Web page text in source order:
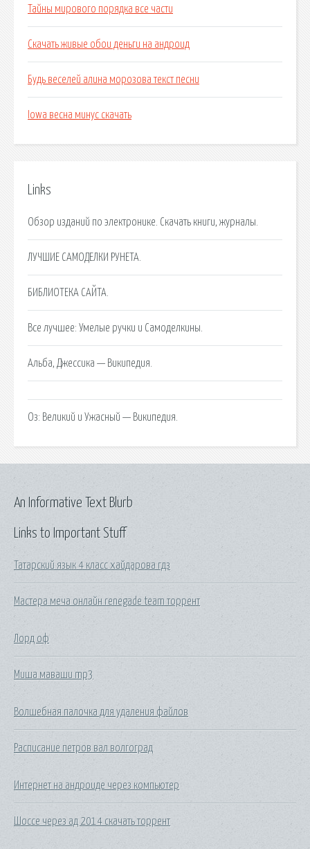
Тайны мирового порядка все части
Скачать живые обои деньги на андроид
Будь веселей алина морозова текст песни
Iowa весна минус скачать
Links
Обзор изданий по электронике. Скачать книги, журналы.
ЛУЧШИЕ САМОДЕЛКИ РУНЕТА.
БИБЛИОТЕКА САЙТА.
Все лучшее: Умелые ручки и Самоделкины.
Альба, Джессика — Википедия.
Оз: Великий и Ужасный — Википедия.
Links to Important Stuff
Татарский язык 4 класс хайдарова гдз
Мастера меча онлайн renegade team торрент
Лорд оф
Миша маваши mp3
Волшебная палочка для удаления файлов
Расписание петров вал волгоград
Интернет на андроиде через компьютер
Шоссе через ад 2014 скачать торрент
An Informative Text Blurb